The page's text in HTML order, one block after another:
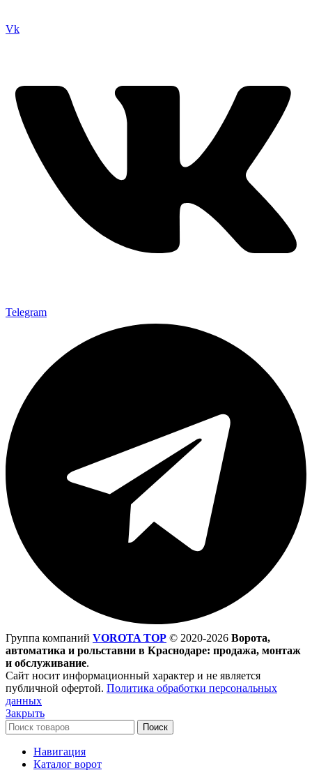
Vk
Telegram
Группа компаний VOROTA TOP © 2020-2026 Ворота,
автоматика и рольставни в Краснодаре: продажа, монтаж
и обслуживание.
Сайт носит информационный характер и не является
публичной офертой. Политика обработки персональных
данных
Закрыть
Поиск
Навигация
Каталог ворот